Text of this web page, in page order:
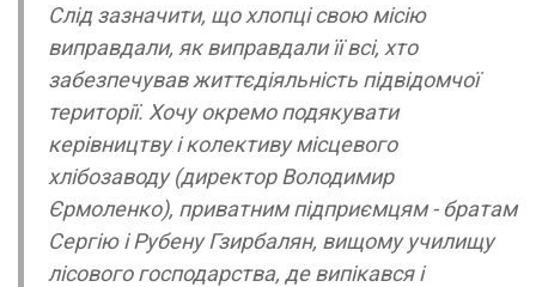
Слід зазначити, що хлопці свою місію
виправдали, як виправдали її всі, хто
забезпечував життєдіяльність підвідомчої
території. Хочу окремо подякувати
керівництву і колективу місцевого
хлібозаводу (директор Володимир
Єрмоленко), приватним підприємцям - братам
Сергію і Рубену Гзирбалян, вищому училищу
лісового господарства, де випікався і